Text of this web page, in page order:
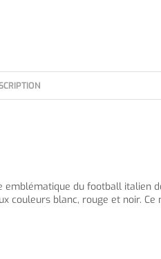
du football italien
blanc, rouge et noir.